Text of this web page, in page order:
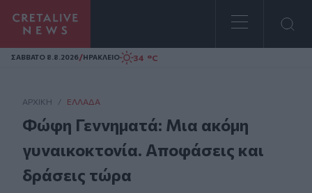
Homepage
ΣAΒΒΑΤΟ 8.8.2026/ΗΡΑΚΛΕΙΟ 34 °C
ΑΡΧΙΚΗ / ΕΛΛΆΔΑ
Φώφη Γεννηματά: Μια ακόμη
γυναικοκτονία. Αποφάσεις και
δράσεις τώρα